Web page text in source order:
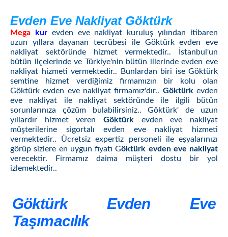
Evden Eve Nakliyat Göktürk
Mega kur evden eve nakliyat kuruluş yılından itibaren
uzun yıllara dayanan tecrübesi ile Göktürk evden eve
nakliyat sektöründe hizmet vermektedir.. İstanbul'un
bütün ilçelerinde ve Türkiye'nin bütün illerinde evden eve
nakliyat hizmeti vermektedir.. Bunlardan biri ise Göktürk
semtine hizmet verdiğimiz firmamızın bir kolu olan
Göktürk evden eve nakliyat firmamız'dır.. Göktürkevden
eve nakliyat ile nakliyat sektöründe ile ilgili bütün
sorunlarınıza çözüm bulabilirsiniz.. Göktürk' de uzun
yıllardır hizmet veren Göktürk evden eve nakliyat
müşterilerine sigortalı evden eve nakliyat hizmeti
vermektedir.. Ücretsiz expertiz personeli ile eşyalarınızı
görüp sizlere en uygun fiyatı Göktürk evden eve nakliyat
verecektir. Firmamız daima müşteri dostu bir yol
izlemektedir..
Göktürk Evden Eve
Taşımacılık